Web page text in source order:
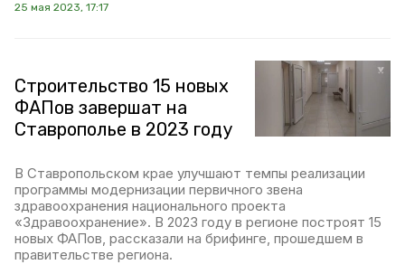
25 мая 2023, 17:17
Строительство 15 новых
ФАПов завершат на
Ставрополье в 2023 году
В Ставропольском крае улучшают темпы реализации
программы модернизации первичного звена
здравоохранения национального проекта
«Здравоохранение». В 2023 году в регионе построят 15
новых ФАПов, рассказали на брифинге, прошедшем в
правительстве региона.